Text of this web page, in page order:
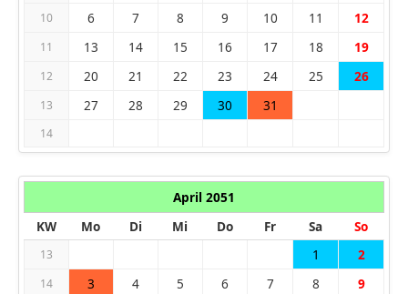
10 6 7 8 9 10 11 12
11 13 14 15 16 17 18 19
12 20 21 22 23 24 25 26
13 27 28 29 30 31
14
April 2051
KW
Mo Di Mi Do Fr Sa So
13 1 2
14 3 4 5 6 7 8 9